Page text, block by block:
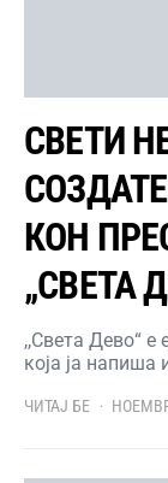
СВЕТИ
КОН
„СВЕТА
,,Света Дево“ е
која ја напиша
ЧИТАЈ БЕ